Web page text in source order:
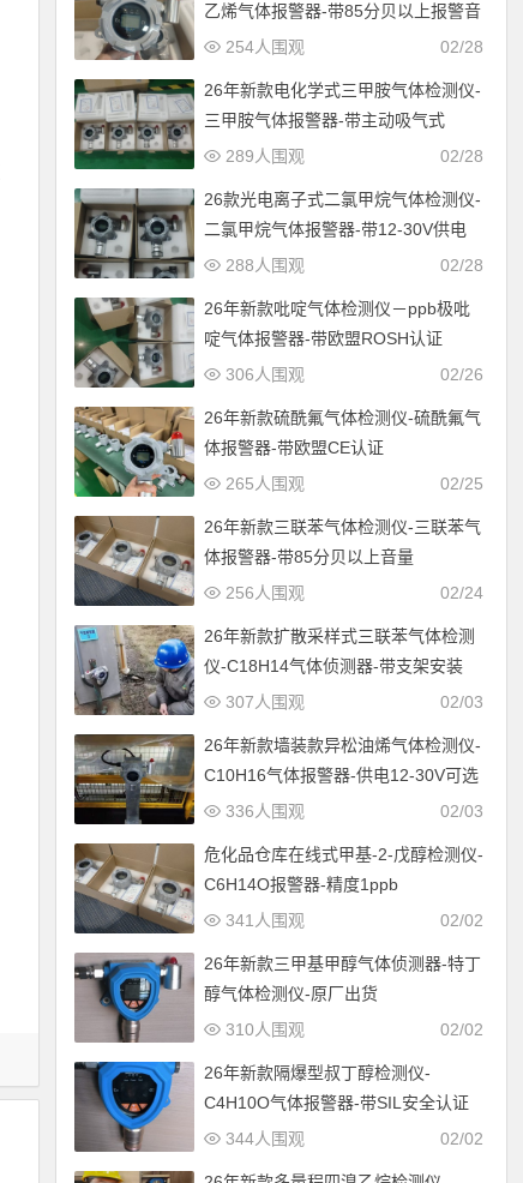
乙烯气体报警器-带85分贝以上报警音
02/28
254人围观
26年新款电化学式三甲胺气体检测仪-
三甲胺气体报警器-带主动吸气式
02/28
289人围观
26款光电离子式二氯甲烷气体检测仪-
二氯甲烷气体报警器-带12-30V供电
02/28
288人围观
26年新款吡啶气体检测仪－ppb极吡
啶气体报警器-带欧盟ROSH认证
02/26
306人围观
26年新款硫酰氟气体检测仪-硫酰氟气
体报警器-带欧盟CE认证
02/25
265人围观
26年新款三联苯气体检测仪-三联苯气
体报警器-带85分贝以上音量
02/24
256人围观
26年新款扩散采样式三联苯气体检测
仪-C18H14气体侦测器-带支架安装
02/03
307人围观
26年新款墙装款异松油烯气体检测仪-
C10H16气体报警器-供电12-30V可选
02/03
336人围观
危化品仓库在线式甲基-2-戊醇检测仪-
C6H14O报警器-精度1ppb
02/02
341人围观
26年新款三甲基甲醇气体侦测器-特丁
醇气体检测仪-原厂出货
02/02
310人围观
26年新款隔爆型叔丁醇检测仪-
C4H10O气体报警器-带SIL安全认证
02/02
344人围观